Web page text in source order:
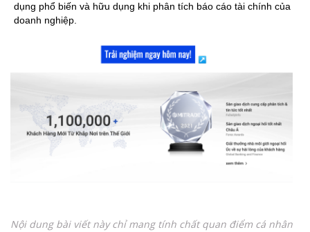
dụng phổ biến và hữu dụng khi phân tích báo cáo tài chính của
doanh nghiệp.
Nội dung bài viết này chỉ mang tính chất quan điểm cá nhân